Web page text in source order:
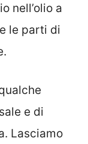
nell’olio a
le parti di
e di
Lasciamo